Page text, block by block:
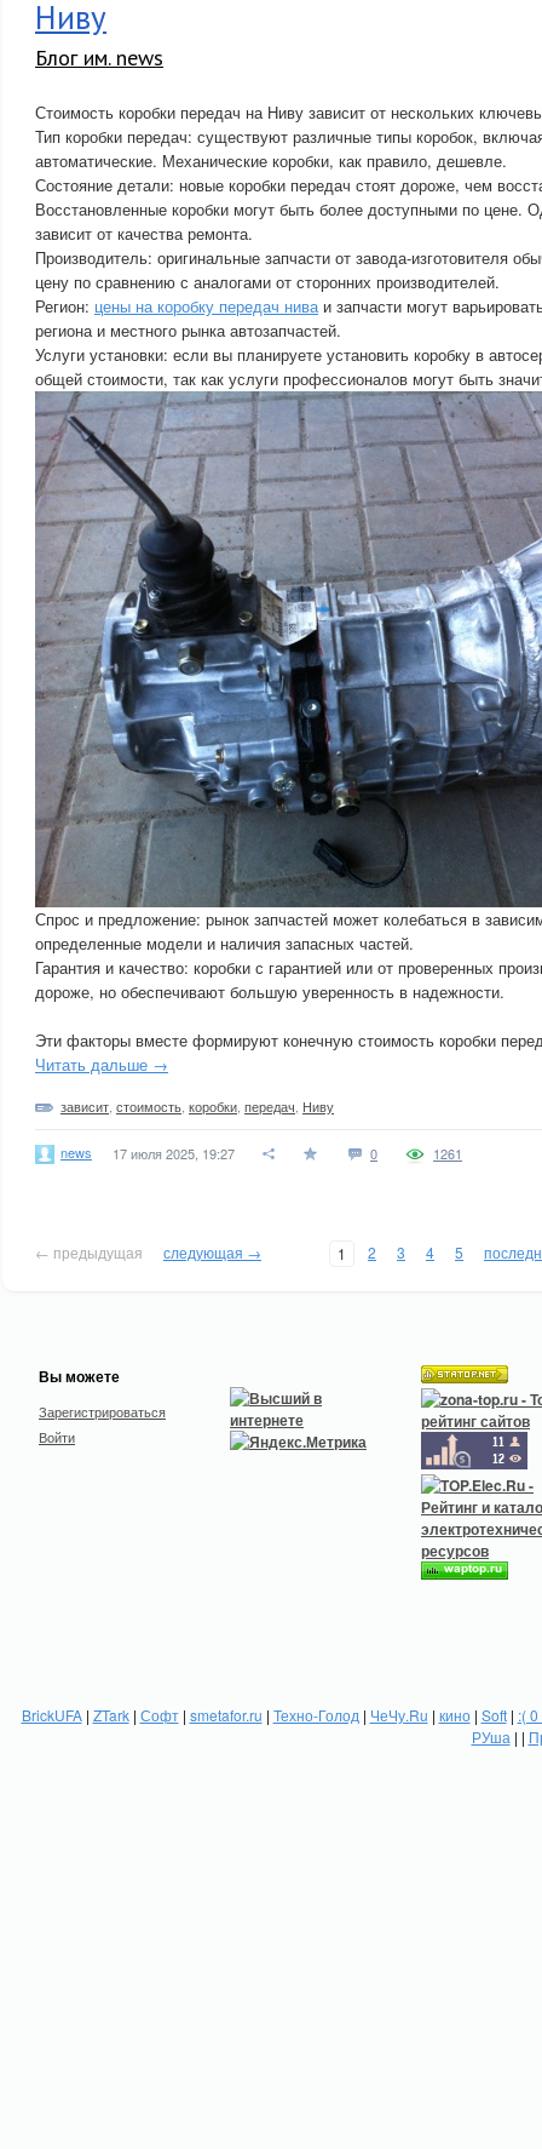
Ниву
Блог им. news
Стоимость коробки передач на Ниву зависит от нескольких
Тип коробки передач: существуют различные типы коробок,
автоматические. Механические коробки, как правило, дешевле.
Состояние детали: новые коробки передач стоят дороже, чем
Восстановленные коробки могут быть более доступными по цене.
зависит от качества ремонта.
Производитель: оригинальные запчасти от завода-изготовителя
цену по сравнению с аналогами от сторонних производителей.
Регион: цены на коробку передач ниваи запчасти могут
региона и местного рынка автозапчастей.
Услуги установки: если вы планируете установить коробку в
общей стоимости, так как услуги профессионалов могут быть
Спрос и предложение: рынок запчастей может колебаться в
определенные модели и наличия запасных частей.
Гарантия и качество: коробки с гарантией или от проверенных
дороже, но обеспечивают большую уверенность в надежности.
Эти факторы вместе формируют конечную стоимость коробки
Читать дальше →
зависит стоимость коробки передач Ниву
news 17 июля 2025, 19:27 0 1261
← предыдущая следующая → 1 2 3 4 5
Вы можете
Зарегистрироваться
Войти
BrickUFA| ZTark| Софт| smetafor.ru | Техно-Голод | ЧеЧу.Ru | кино| Soft| :(
РУша | |